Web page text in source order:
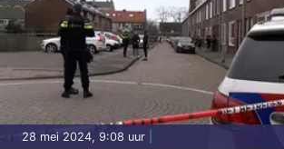
28 mei 2024, 9:08 uur